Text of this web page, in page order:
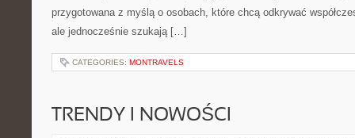
przygotowana z myślą o osobach, które chcą odkrywać
ale jednocześnie szukają […]
CATEGORIES: MONTRAVELS
TRENDY I NOWOŚCI